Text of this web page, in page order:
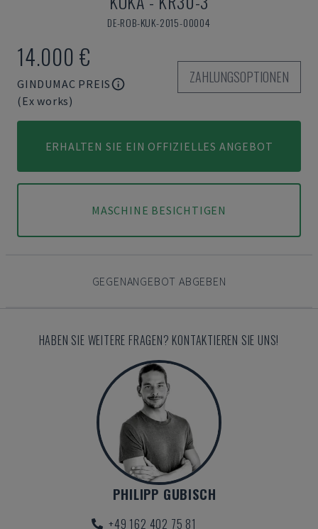
DE-ROB-KUK-2015-00004
14.000 €
GINDUMAC PREIS
(Ex works)
ZAHLUNGSOPTIONEN
ERHALTEN SIE EIN OFFIZIELLES ANGEBOT
MASCHINE BESICHTIGEN
GEGENANGEBOT ABGEBEN
HABEN SIE WEITERE FRAGEN? KONTAKTIEREN SIE UNS!
PHILIPP GUBISCH
+49 162 402 75 81